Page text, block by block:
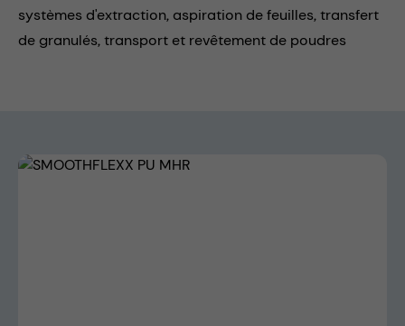
systèmes d'extraction, aspiration de feuilles,transfert
de granulés,transport et revêtement de poudres
Skip image gallery